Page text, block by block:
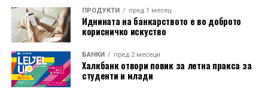
ПРОДУКТИ пред 1 месец
Иднината на банкарството е во доброто
корисничко искуство
БАНКИ пред 2 месеци
Халкбанк отвори повик за летна пракса за
студенти и млади